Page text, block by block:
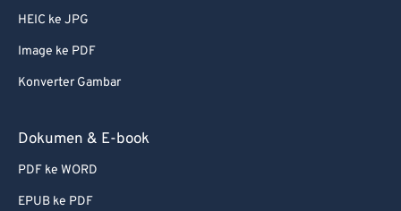
HEIC ke JPG
Image ke PDF
Konverter Gambar
Dokumen & E-book
PDF ke WORD
EPUB ke PDF